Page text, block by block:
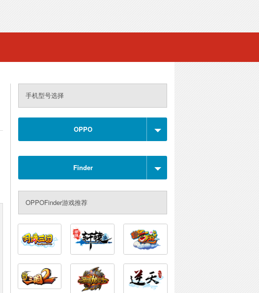
手机型号选择
OPPO
Finder
OPPOFinder游戏推荐